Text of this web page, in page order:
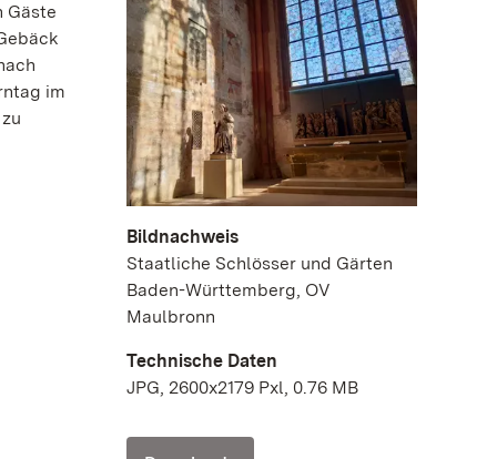
Gäste
im
Bildnachweis
Staatliche Schlösser und Gärten
Baden-Württemberg, OV
Maulbronn
Technische Daten
JPG, 2600x2179 Pxl, 0.76 MB